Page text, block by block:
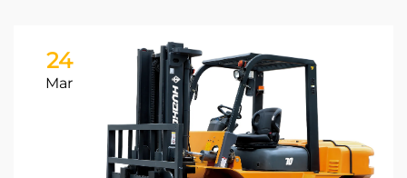
24
Mar